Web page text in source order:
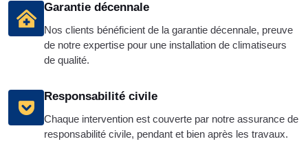
Garantie décennale
Nos clients bénéficient de la garantie décennale, preuve
de notre expertise pour une installation de climatiseurs
de qualité.
Responsabilité civile
Chaque intervention est couverte par notre assurance de
responsabilité civile, pendant et bien après les travaux.